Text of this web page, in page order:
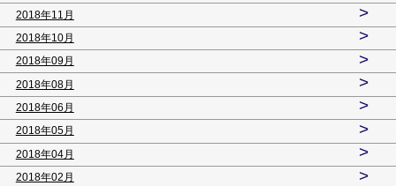
2018年11月 >
2018年10月 >
2018年09月 >
2018年08月 >
2018年06月 >
2018年05月 >
2018年04月 >
2018年02月 >